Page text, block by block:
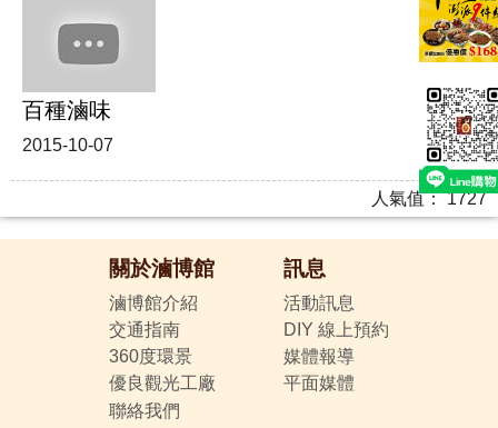
百種滷味
2015-10-07
人氣值： 1727
關於滷博館
滷博館介紹
交通指南
360度環景
優良觀光工廠
聯絡我們
訊息
活動訊息
DIY 線上預約
媒體報導
平面媒體